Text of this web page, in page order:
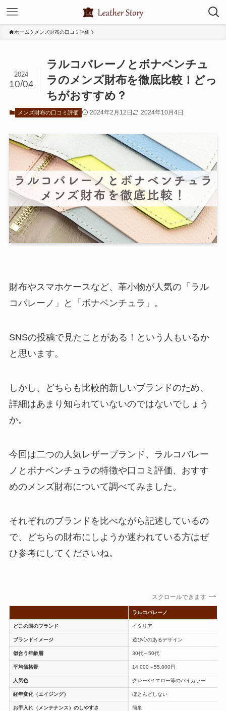
ホーム メンズ財布の口コミ評価
ラルコバレーノとボナベンチュ
ラのメンズ財布を徹底比較！どっ
ちがおすすめ？
2024
10/04
メンズ財布の口コミ評価 2024年2月12日 2024年10月4日
財布やスマホケースなど、革小物が人気の「ラル
コバレーノ」と「ボナベンチュラ」。
SNSの投稿で見たことがある！という人もいるか
と思います。
しかし、どちらも比較的新しいブランドのため、
詳細はあまり知られていないのではないでしょう
か。
今回は二つの人気レザーブランド、ラルコバレー
ノとボナベンチュラの特徴や口コミ評価、おすす
めのメンズ財布について調べてみました。
それぞれのブランドを比べながら記述しているの
で、どちらの財布にしようか迷われている方はぜ
ひ参考にしてくださいね。
スクロールできます
ラルコバレーノ
どこの国のブランド イタリア
ブランドイメージ 遊び心のあるデザイン
似合う年齢層 30代～50代
平均価格帯 14,000～55,000円
人気色 グレー×イエロー等のバイカラー
経年変化（エイジング） ほとんどしない
お手入れ（メンテナンス）のしやすさ 簡単